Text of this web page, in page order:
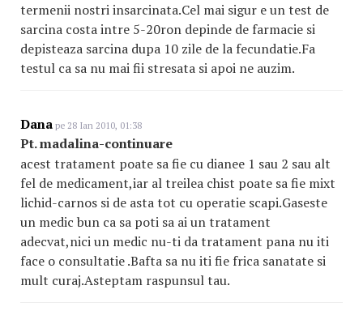
termenii nostri insarcinata.Cel mai sigur e un test de
sarcina costa intre 5-20ron depinde de farmacie si
depisteaza sarcina dupa 10 zile de la fecundatie.Fa
testul ca sa nu mai fii stresata si apoi ne auzim.
Dana pe 28 Ian 2010, 01:38
Pt. madalina-continuare
acest tratament poate sa fie cu dianee 1 sau 2 sau alt
fel de medicament,iar al treilea chist poate sa fie mixt
lichid-carnos si de asta tot cu operatie scapi.Gaseste
un medic bun ca sa poti sa ai un tratament
adecvat,nici un medic nu-ti da tratament pana nu iti
face o consultatie .Bafta sa nu iti fie frica sanatate si
mult curaj.Asteptam raspunsul tau.